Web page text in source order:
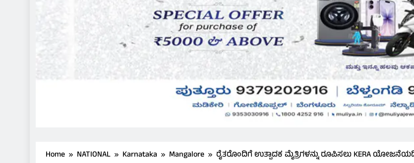
Home NATIONAL Karnataka Mangalore ರೈತರೊಂದಿಗೆ ಉತ್ಪಾದಕ ಮೈತ್ರಿಗಳನ್ನು ರೂಪಿಸಲು KERA